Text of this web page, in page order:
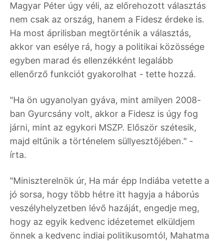
Magyar Péter úgy véli, az előrehozott választás
nem csak az ország, hanem a Fidesz érdeke is.
Ha most áprilisban megtörténik a választás,
akkor van esélye rá, hogy a politikai közössége
egyben marad és ellenzékként legalább
ellenőrző funkciót gyakorolhat - tette hozzá.
"Ha ön ugyanolyan gyáva, mint amilyen 2008-
ban Gyurcsány volt, akkor a Fidesz is úgy fog
járni, mint az egykori MSZP. Először szétesik,
majd eltűnik a történelem süllyesztőjében." -
írta.
"Miniszterelnök úr, Ha már épp Indiába vetette a
jó sorsa, hogy több hétre itt hagyja a háborús
veszélyhelyzetben lévő hazáját, engedje meg,
hogy az egyik kedvenc idézetemet elküldjem
önnek a kedvenc indiai politikusomtól, Mahatma